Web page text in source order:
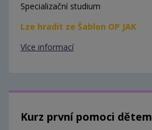
Specializační studium
Lze hradit ze Šablon OP JAK
Více informací
Kurz první pomoci dětem